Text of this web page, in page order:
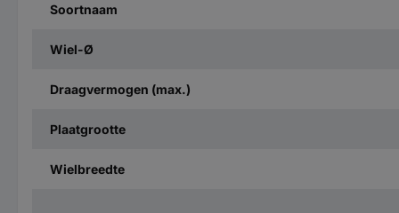
Soortnaam
Wiel-Ø
Draagvermogen (max.)
Plaatgrootte
Wielbreedte